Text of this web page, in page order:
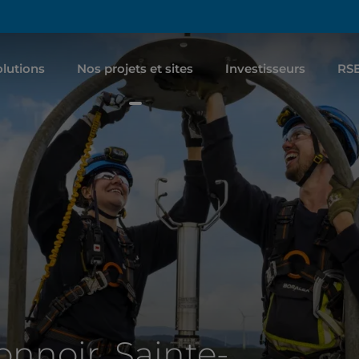
Nos projets et sites Investisseurs